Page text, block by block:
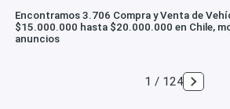
Encontramos 3.706 Compra y Venta de
$15.000.000 hasta $20.000.000 en Chile,
anuncios
1 / 124